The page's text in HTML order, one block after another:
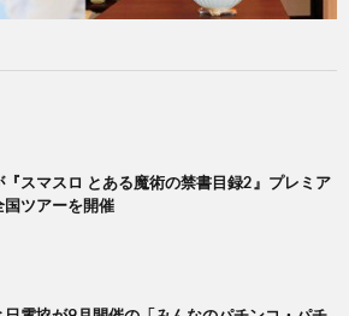
『スマスロ とある魔術の禁書目録2』プレミア
国ツアーを開催